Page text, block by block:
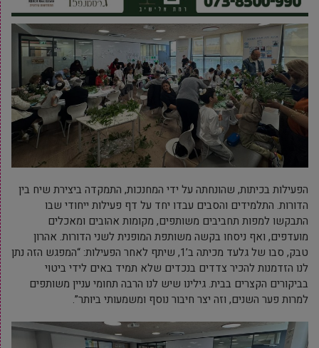
הפעילות בכיתות, שהונחתה על ידי המחנכות, התמקדה ביצירת שיח בין
הדורות. התלמידים והסבים עבדו יחד על דף פעילות ייחודי שבו
התבקשו למפות תחביבים משותפים, מקומות אהובים ומאכלים
מועדפים, ואף ניסחו בקשה משותפת המופנית לשני הדורות. אהרון
טבק, סבו של גלעד מכיתה ב’1, שיתף לאחר הפעילות: “המפגש הזה נתן
לנו הזדמנות להכיר צדדים בנכדים שלא תמיד באים לידי ביטוי
בביקורים הקצרים בבית. גילינו שיש לנו הרבה תחומי עניין משותפים
למרות פער השנים, וזה יצר חיבור נוסף ומשמעותי ביותר”.